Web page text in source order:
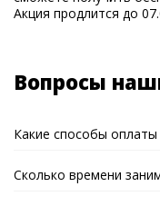
Акция продлится до
Вопросы
Какие способы
Сколько времени